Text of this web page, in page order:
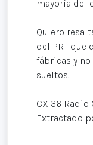
mayoría de
Quiero
del PRT que
fábricas y
sueltos.
CX 36 Radio
Extractado